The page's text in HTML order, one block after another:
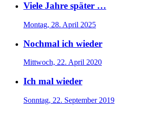
Viele Jahre später …
Montag, 28. April 2025
Nochmal ich wieder
Mittwoch, 22. April 2020
Ich mal wieder
Sonntag, 22. September 2019